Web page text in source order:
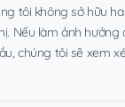
tôi không sở hữu
Nếu làm ảnh hưởng
chúng tôi sẽ xem